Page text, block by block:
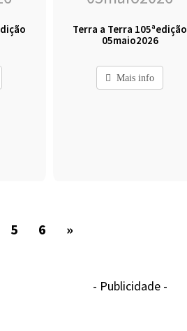
Terra a Terra 105ªedição
05maio2026
Mais info
5 6 »
- Publicidade -